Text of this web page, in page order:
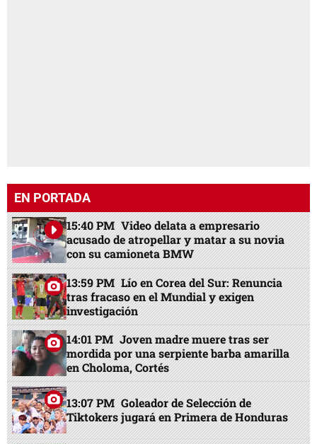
EN PORTADA
15:40 PM Video delata a empresario
acusado de atropellar y matar a su novia
con su camioneta BMW
13:59 PM Lío en Corea del Sur: Renuncia
tras fracaso en el Mundial y exigen
investigación
14:01 PM Joven madre muere tras ser
mordida por una serpiente barba amarilla
en Choloma, Cortés
13:07 PM Goleador de Selección de
Tiktokers jugará en Primera de Honduras